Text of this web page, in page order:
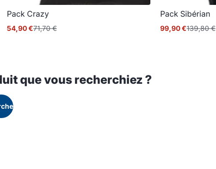
Pack Crazy
Prix
54,90 €
Prix
71,70 €
Pack Sibérian
Prix
99,90 €
Prix
139,80 €
que vous recherchiez ?